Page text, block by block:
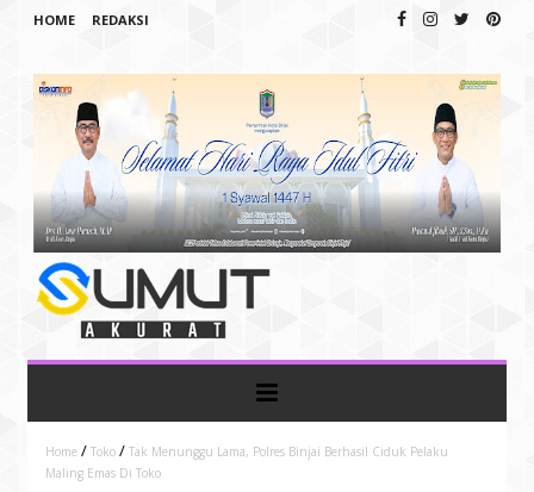
HOME REDAKSI
Home / Toko / Tak Menunggu Lama, Polres Binjai Berhasil Ciduk Pelaku
Maling Emas Di Toko